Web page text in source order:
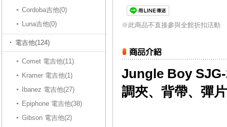
Cordoba吉他(0)
Luna吉他(0)
電吉他(124)
Comet 電吉他(11)
Kramer 電吉他(1)
Ibanez 電吉他(27)
Epiphone 電吉他(38)
Gibson 電吉他(2)
※此商品不直接參與全館折扣活動
Jungle Boy SJG-
調夾、背帶、彈